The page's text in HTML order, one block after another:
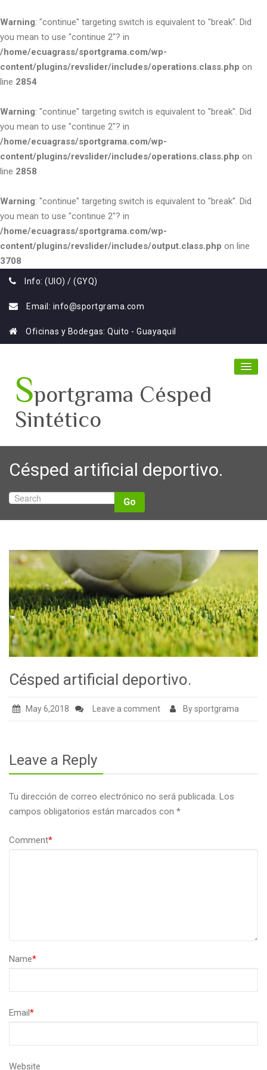
Warning: "continue" targeting switch is equivalent to "break". Did
you mean to use "continue 2"? in
/home/ecuagrass/sportgrama.com/wp-
content/plugins/revslider/includes/operations.class.php on
line 2854
Warning: "continue" targeting switch is equivalent to "break". Did
you mean to use "continue 2"? in
/home/ecuagrass/sportgrama.com/wp-
content/plugins/revslider/includes/operations.class.php on
line 2858
Warning: "continue" targeting switch is equivalent to "break". Did
you mean to use "continue 2"? in
/home/ecuagrass/sportgrama.com/wp-
content/plugins/revslider/includes/output.class.php on line
3708
Info: (UIO) / (GYQ)
Email: info@sportgrama.com
Oficinas y Bodegas: Quito - Guayaquil
Sportgrama Césped
Sintético
Home
Nosotros
Productos
Galería
Carrito
Contacto
Césped artificial deportivo.
Go
Césped artificial deportivo.
May 6,2018 Leave a comment By sportgrama
Leave a Reply
Tu dirección de correo electrónico no será publicada. Los
campos obligatorios están marcados con *
Comment*
Name*
Email*
Website